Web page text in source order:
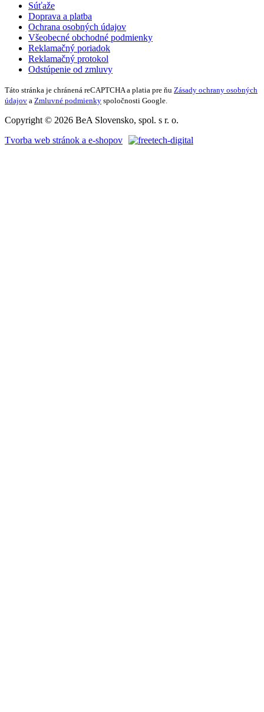
Súťaže
Doprava a platba
Ochrana osobných údajov
Všeobecné obchodné podmienky
Reklamačný poriadok
Reklamačný protokol
Odstúpenie od zmluvy
Táto stránka je chránená reCAPTCHA a platia pre ňu Zásady ochrany osobných
údajov a Zmluvné podmienky spoločnosti Google.
Copyright © 2026 BeA Slovensko, spol. s r. o.
Tvorba web stránok a e-shopov